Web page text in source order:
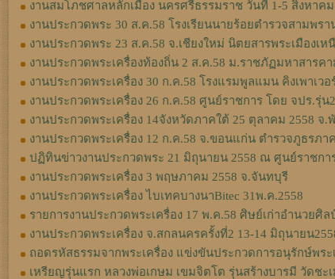
งานสมโภชศาลหลักเมือง นครศรีธรรมราช วันที่ 1-5 สิงหาคม
งานประกวดพระ 30 ส.ค.58 โรงเรียนนายร้อยตำรวจสามพรา
งานประกวดพระ 23 ส.ค.58 จ.เชียงใหม่ นิตยสารพระเมืองเห
งานประกวดพระเครื่องท้องถิ่น 2 ส.ค.58 ม.ราชภัฏมหาสารคา
งานประกวดพระเครื่อง 30 ก.ค.58 โรงแรมพูลแมน คิงเพาเวอ
งานประกวดพระเครื่อง 26 ก.ค.58 ศูนย์ราชการ โดย จปร.รุ่น
งานประกวดพระเครื่อง 14จังหวัดภาคใต้ 25 ตุลาคม 2558 จ.
งานประกวดพระเครื่อง 12 ก.ค.58 จ.ขอนแก่น ตำรวจภูธรภา
ปฏิทินข่าวงานประกวดพระ 21 มิถุนายน 2558 ณ ศูนย์ราชกา
งานประกวดพระเครื่อง 3 พฤษภาคม 2558 จ.จันทบุรี
งานประกวดพระเครื่อง ไบเทคบางนาBitec 31พ.ค.2558
รายการงานประกวดพระเครื่อง 17 พ.ค.58 ศิษย์เก่าอำนวยศิลป์
งานประกวดพระเครื่อง จ.สกลนครครั้งที่2 13-14 มิถุนายน
ถอดรหัสธรรมจากพระเครื่อง แข่งขันประกวดการอนุรักษ์พระ
เหรียญรุ่นแรก หลวงพ่อเกษม เขมจิตโต รุ่นสร้างบารมี วัดชะเ